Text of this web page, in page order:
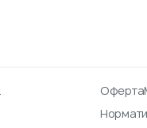
Оферта